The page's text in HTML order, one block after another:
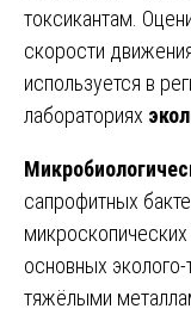
токсикантам.
скорости
используется в
лабораториях
сапрофитных
основных
тяжёлыми